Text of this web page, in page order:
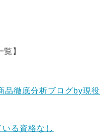
】
品徹底分析ブログby現役
る資格なし